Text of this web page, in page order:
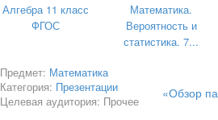
Алгебра 11 класс
ФГОС
Математика.
Вероятность и
статистика. 7...
Предмет: Математика
Категория: Презентации
Целевая аудитория: Прочее
«Обзор